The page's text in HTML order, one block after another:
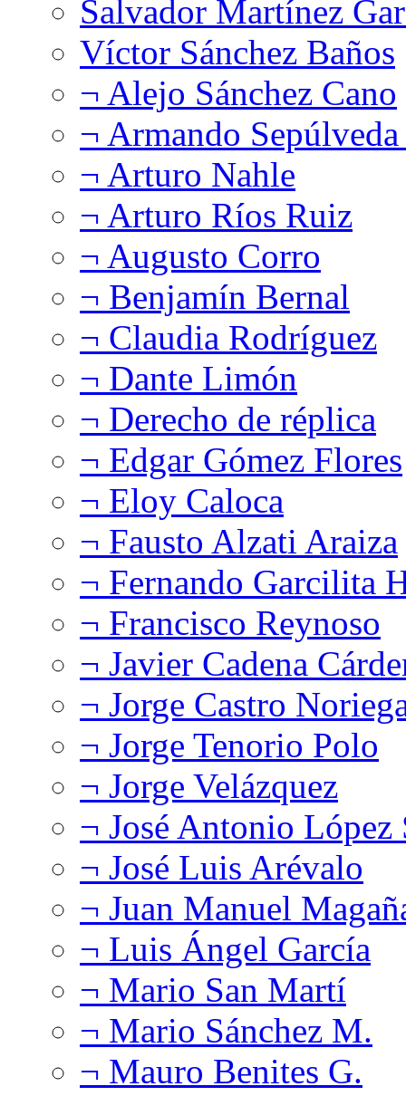
Salvador Martínez
Víctor Sánchez Baños
¬ Alejo Sánchez Cano
¬ Armando
¬ Arturo Nahle
¬ Arturo Ríos Ruiz
¬ Augusto Corro
¬ Benjamín Bernal
¬ Claudia Rodríguez
¬ Dante Limón
¬ Derecho de réplica
¬ Edgar Gómez Flores
¬ Eloy Caloca
¬ Fausto Alzati Araiza
¬ Fernando Garcilita
¬ Francisco Reynoso
¬ Javier Cadena
¬ Jorge Castro
¬ Jorge Tenorio Polo
¬ Jorge Velázquez
¬ José Antonio López
¬ José Luis Arévalo
¬ Juan Manuel
¬ Luis Ángel García
¬ Mario San Martí
¬ Mario Sánchez M.
¬ Mauro Benites G.